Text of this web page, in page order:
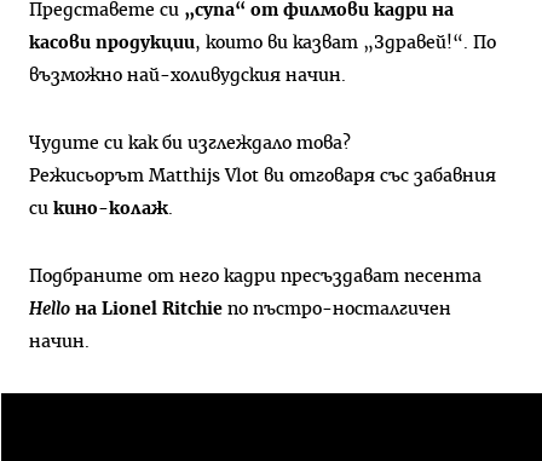
Представете си „супа“ от филмови кадри на
касови продукции, които ви казват „Здравей!“. По
възможно най-холивудския начин.
Чудите си как би изглеждало това?
Режисьорът Matthijs Vlot ви отговаря със забавния
си кино-колаж.
Подбраните от него кадри пресъздават песента
Hello на Lionel Ritchie по пъстро-носталгичен
начин.